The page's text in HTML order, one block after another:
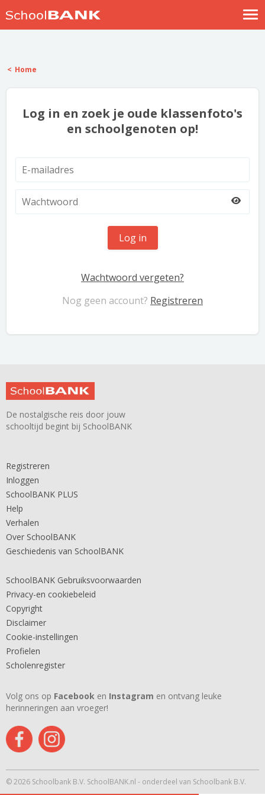
Help
Home
Log in en zoek je oude klassenfoto's
en schoolgenoten op!
Log in
Wachtwoord vergeten?
Nog geen account? Registreren
De nostalgische reis door jouw
schooltijd begint bij SchoolBANK
Registreren
Inloggen
SchoolBANK PLUS
Help
Verhalen
Over SchoolBANK
Geschiedenis van SchoolBANK
SchoolBANK Gebruiksvoorwaarden
Privacy-en cookiebeleid
Copyright
Disclaimer
Cookie-instellingen
Profielen
Scholenregister
Volg ons op Facebook en Instagram en ontvang leuke
herinneringen aan vroeger!
© 2026 Schoolbank B.V. SchoolBANK.nl - onderdeel van Schoolbank B.V.